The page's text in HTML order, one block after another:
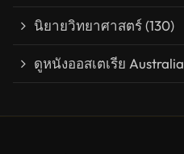
นิยายวิทยาศาสตร์(130)
ดูหนังออสเตเรีย Australia